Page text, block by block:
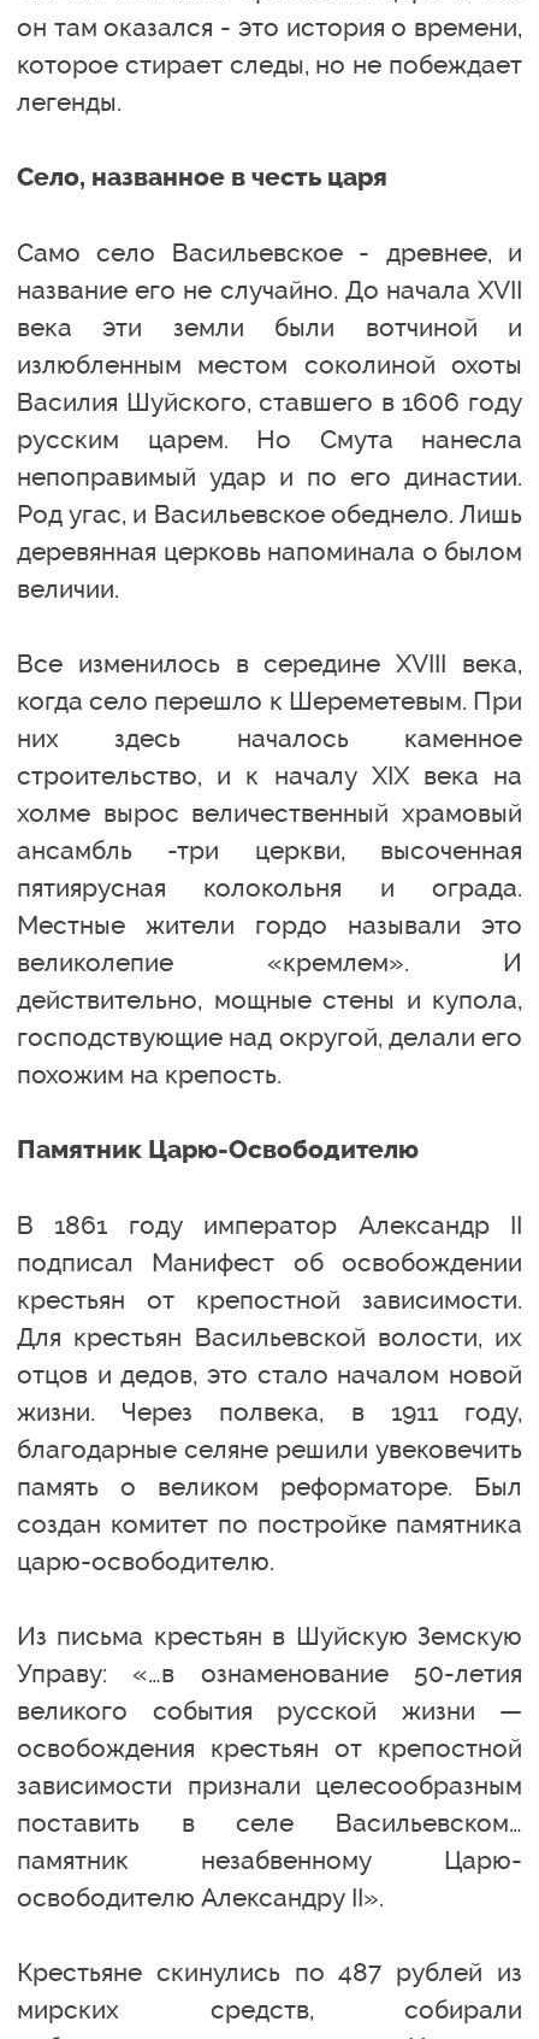
он там оказался - это история о времени,
которое стирает следы, но не побеждает
легенды.
Село, названное в честь царя
Само село Васильевское - древнее, и
название его не случайно. До начала XVII
века эти земли были вотчиной и
излюбленным местом соколиной охоты
Василия Шуйского, ставшего в 1606 году
русским царем. Но Смута нанесла
непоправимый удар и по его династии.
Род угас, и Васильевское обеднело. Лишь
деревянная церковь напоминала о былом
величии.
Все изменилось в середине XVIII века,
когда село перешло к Шереметевым. При
них здесь началось каменное
строительство, и к началу XIX века на
холме вырос величественный храмовый
ансамбль -три церкви, высоченная
пятиярусная колокольня и ограда.
Местные жители гордо называли это
великолепие «кремлем». И
действительно, мощные стены и купола,
господствующие над округой, делали его
похожим на крепость.
Памятник Царю-Освободителю
В 1861 году император Александр II
подписал Манифест об освобождении
крестьян от крепостной зависимости.
Для крестьян Васильевской волости, их
отцов и дедов, это стало началом новой
жизни. Через полвека, в 1911 году,
благодарные селяне решили увековечить
память о великом реформаторе. Был
создан комитет по постройке памятника
царю-освободителю.
Из письма крестьян в Шуйскую Земскую
Управу: «…в ознаменование 50-летия
великого события русской жизни —
освобождения крестьян от крепостной
зависимости признали целесообразным
поставить в селе Васильевском…
памятник незабвенному Царю-
освободителю Александру II».
Крестьяне скинулись по 487 рублей из
мирских средств, собирали